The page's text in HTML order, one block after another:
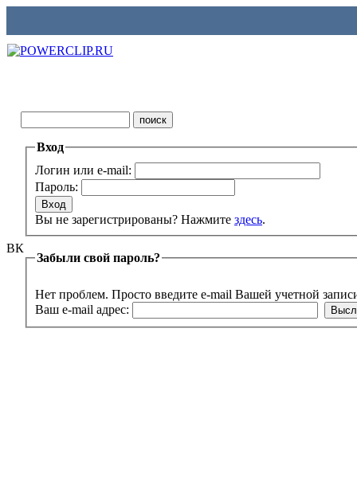
ВК
Вход
Логин или e-mail:
Пароль:
Вы не зарегистрированы? Нажмите здесь.
Забыли свой пароль?
Нет проблем. Просто введите e-mail Вашей учетной
Ваш e-mail адрес: